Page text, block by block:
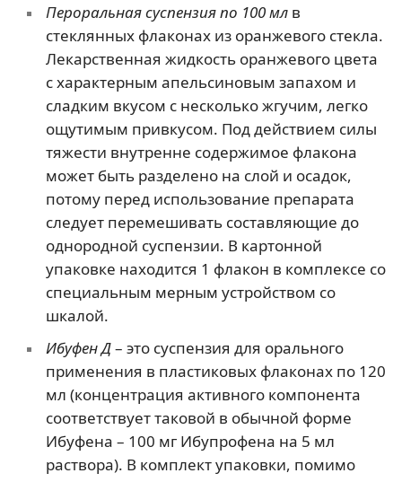
Пероральная суспензия по 100 млв
стеклянных флаконах из оранжевого стекла.
Лекарственная жидкость оранжевого цвета
с характерным апельсиновым запахом и
сладким вкусом с несколько жгучим, легко
ощутимым привкусом. Под действием силы
тяжести внутренне содержимое флакона
может быть разделено на слой и осадок,
потому перед использование препарата
следует перемешивать составляющие до
однородной суспензии. В картонной
упаковке находится 1 флакон в комплексе со
специальным мерным устройством со
шкалой.
Ибуфен Д– это суспензия для орального
применения в пластиковых флаконах по 120
мл (концентрация активного компонента
соответствует таковой в обычной форме
Ибуфена – 100 мг Ибупрофена на 5 мл
раствора). В комплект упаковки, помимо